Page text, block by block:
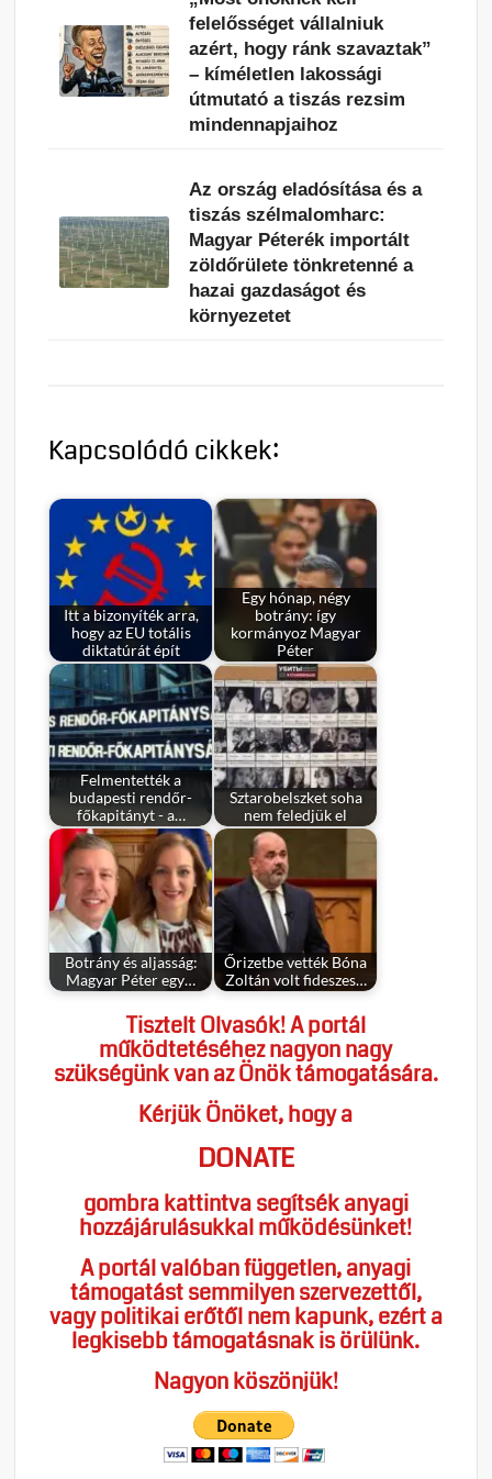
felelősséget vállalniuk
azért, hogy ránk szavaztak”
– kíméletlen lakossági
útmutató a tiszás rezsim
mindennapjaihoz
Az ország eladósítása és a
tiszás szélmalomharc:
Magyar Péterék importált
zöldőrülete tönkretenné a
hazai gazdaságot és
környezetet
Kapcsolódó cikkek:
Itt a bizonyíték arra,
hogy az EU totális
diktatúrát épít
Egy hónap, négy
botrány: így
kormányoz Magyar
Péter
Felmentették a
budapesti rendőr-
főkapitányt - a…
Sztarobelszket soha
nem feledjük el
Botrány és aljasság:
Magyar Péter egy…
Őrizetbe vették Bóna
Zoltán volt fideszes…
Tisztelt Olvasók! A portál
működtetéséhez nagyon nagy
szükségünk van az Önök támogatására.
Kérjük Önöket, hogy a
DONATE
gombra kattintva segítsék anyagi
hozzájárulásukkal működésünket!
A portál valóban független, anyagi
támogatást semmilyen szervezettől,
vagy politikai erőtől nem kapunk, ezért a
legkisebb támogatásnak is örülünk.
Nagyon köszönjük!